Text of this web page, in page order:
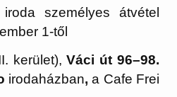
személyes átvétel
1-től
kerület),Váci út 96–98.
irodaházban,a Cafe Frei